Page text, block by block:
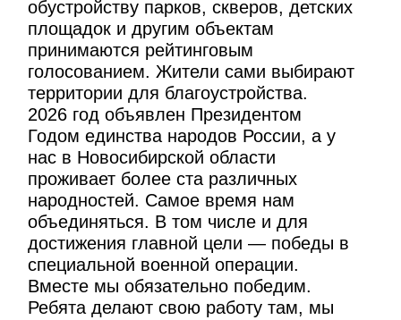
обустройству парков, скверов, детских
площадок и другим объектам
принимаются рейтинговым
голосованием. Жители сами выбирают
территории для благоустройства.
2026 год объявлен Президентом
Годом единства народов России, а у
нас в Новосибирской области
проживает более ста различных
народностей. Самое время нам
объединяться. В том числе и для
достижения главной цели — победы в
специальной военной операции.
Вместе мы обязательно победим.
Ребята делают свою работу там, мы